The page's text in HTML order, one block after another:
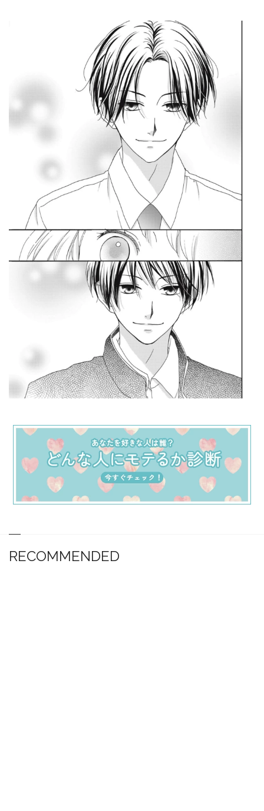
RECOMMENDED